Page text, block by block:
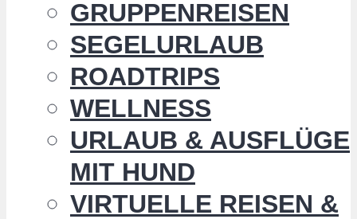
GRUPPENREISEN
SEGELURLAUB
ROADTRIPS
WELLNESS
URLAUB & AUSFLÜGE
MIT HUND
VIRTUELLE REISEN &